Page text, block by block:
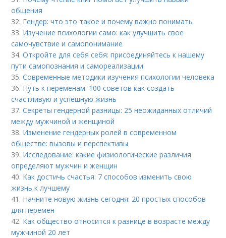
общения
32. Гендер: что это такое и почему важно понимать
33. Изучение психологии само: как улучшить свое
самочувствие и самопонимание
34.Откройте для себя себя: присоединяйтесь к нашему
пути самопознания и самореализации
35.Современные методики изучения психологии человека
36. Путь к переменам: 100 советов как создать
счастливую и успешную жизнь
37.Секреты гендерной разницы: 25 неожиданных отличий
между мужчиной и женщиной
38. Изменение гендерных ролей в современном
обществе: вызовы и перспективы
39. Исследование: какие физиологические различия
определяют мужчин и женщин
40. Как достичь счастья: 7 способов изменить свою
жизнь к лучшему
41. Начните новую жизнь сегодня: 20 простых способов
для перемен
42. Как общество относится к разнице в возрасте между
мужчиной 20 лет